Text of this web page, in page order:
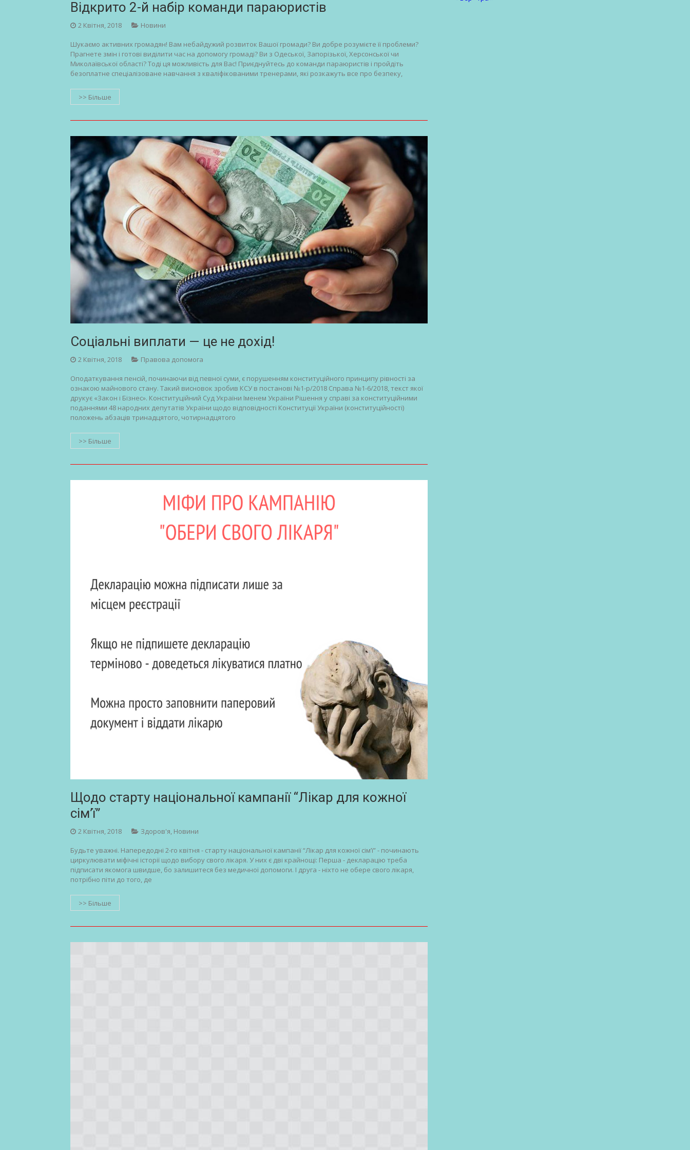
Відкрито 2-й набір команди параюристів
2 Квітня, 2018 Новини
Шукаємо активних громадян! Вам небайдужий розвиток Вашої громади? Ви добре розумієте її проблеми?
Прагнете змін і готові виділити час на допомогу громаді? Ви з Одеської, Запорізької, Херсонської чи
Миколаївської області? Тоді ця можливість для Вас! Приєднуйтесь до команди параюристів і пройдіть
безоплатне спеціалізоване навчання з кваліфікованими тренерами, які розкажуть все про безпеку,
>> Більше
Соціальні виплати — це не дохід!
2 Квітня, 2018 Правова допомога
Оподаткування пенсій, починаючи від певної суми, є порушенням конституційного принципу рівності за
ознакою майнового стану. Такий висновок зробив КСУ в постанові №1-р/2018 Справа №1-6/2018, текст якої
друкує «Закон і Бізнес». Конституційний Суд України Іменем України Рішення у справі за конституційними
поданнями 48 народних депутатів України щодо відповідності Конституції України (конституційності)
положень абзаців тринадцятого, чотирнадцятого
>> Більше
Щодо старту національної кампанії “Лікар для кожної
сім’ї”
2 Квітня, 2018 Здоров'я, Новини
Будьте уважні. Напередодні 2-го квітня - старту національної кампанії “Лікар для кожної сім’ї” - починають
циркулювати міфічні історії щодо вибору свого лікаря. У них є дві крайнощі: Перша - декларацію треба
підписати якомога швидше, бо залишитеся без медичної допомоги. І друга - ніхто не обере свого лікаря,
потрібно піти до того, де
>> Більше